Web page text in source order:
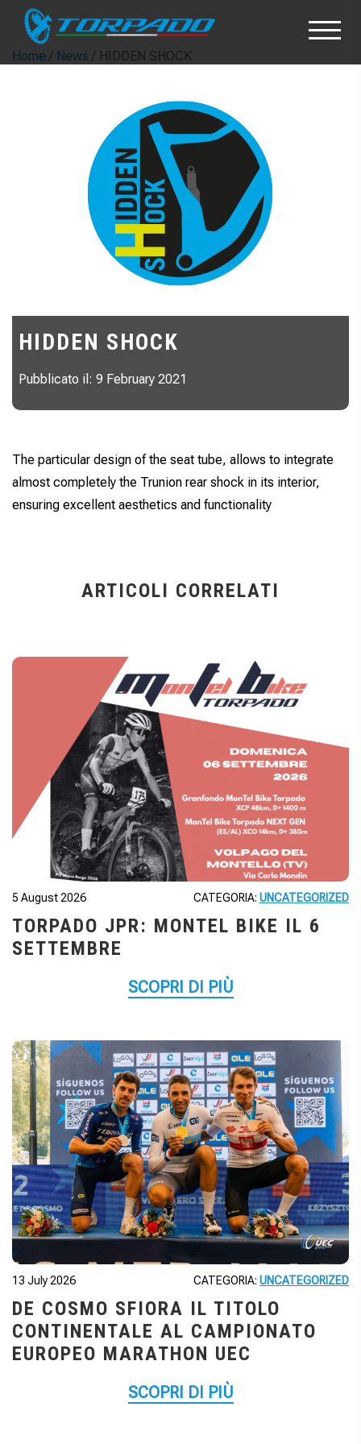
Home / News / HIDDEN SHOCK
HIDDEN SHOCK
Pubblicato il: 9 February 2021
The particular design of the seat tube, allows to integrate
almost completely the Trunion rear shock in its interior,
ensuring excellent aesthetics and functionality
ARTICOLI CORRELATI
5 August 2026 CATEGORIA: UNCATEGORIZED
TORPADO JPR: MONTEL BIKE IL 6
SETTEMBRE
SCOPRI DI PIÙ
13 July 2026 CATEGORIA: UNCATEGORIZED
DE COSMO SFIORA IL TITOLO
CONTINENTALE AL CAMPIONATO
EUROPEO MARATHON UEC
SCOPRI DI PIÙ